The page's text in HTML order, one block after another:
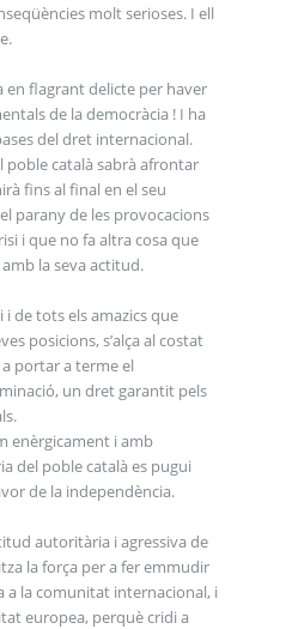
molt serioses. I ell
en flagrant delicte per haver
de la democràcia ! I ha
del dret internacional.
poble català sabrà afrontar
fins al final en el seu
parany de les provocacions
i que no fa altra cosa que
la seva actitud.
de tots els amazics que
posicions, s’alça al costat
portar a terme el
un dret garantit pels
enèrgicament i amb
del poble català es pugui
de la independència.
autoritària i agressiva de
la força per a fer emmudir
a la comunitat internacional, i
europea, perquè cridi a